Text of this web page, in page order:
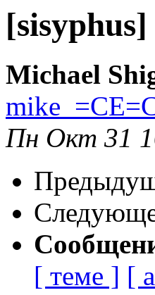
Michael
Пн Окт 31
[ теме ] [